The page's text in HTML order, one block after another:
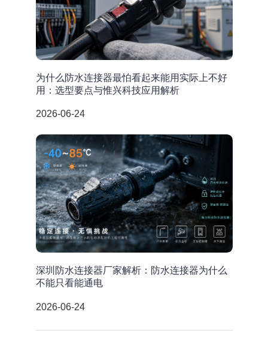
为什么防水连接器最怕看起来能用实际上不好
用：选型要点与惟兴科技应用解析
2026-06-24
深圳防水连接器厂家解析：防水连接器为什么
不能只看能通电
2026-06-24